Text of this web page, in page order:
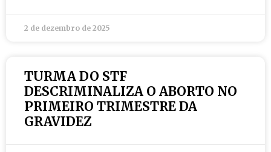
2 de dezembro de 2025
TURMA DO STF
DESCRIMINALIZA O ABORTO NO
PRIMEIRO TRIMESTRE DA
GRAVIDEZ